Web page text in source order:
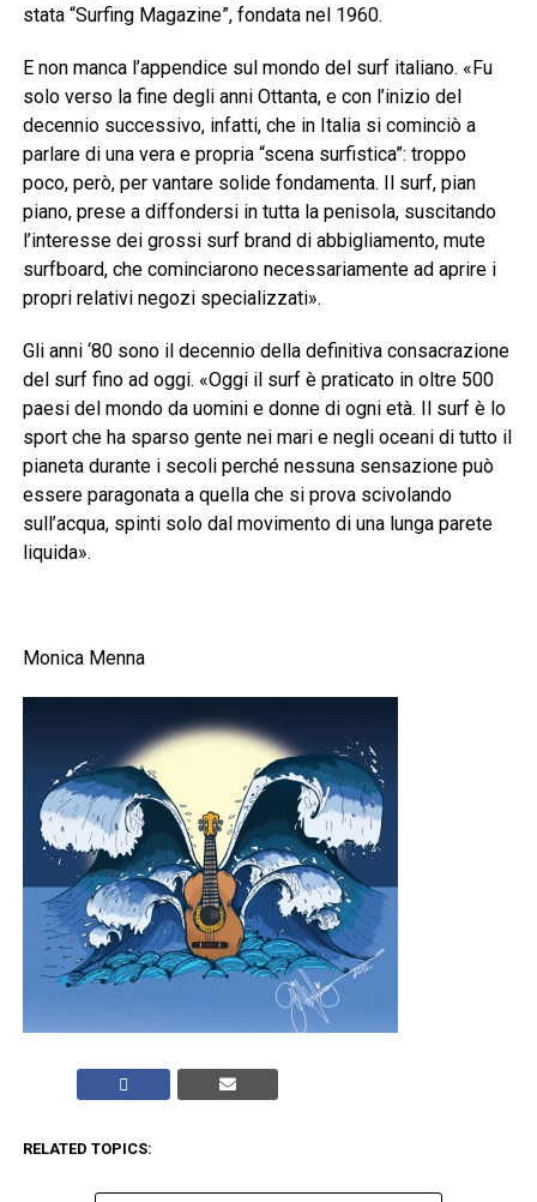
stata “Surfing Magazine”, fondata nel 1960.
E non manca l’appendice sul mondo del surf italiano. «Fu
solo verso la fine degli anni Ottanta, e con l’inizio del
decennio successivo, infatti, che in Italia si cominciò a
parlare di una vera e propria “scena surfistica”: troppo
poco, però, per vantare solide fondamenta. Il surf, pian
piano, prese a diffondersi in tutta la penisola, suscitando
l’interesse dei grossi surf brand di abbigliamento, mute
surfboard, che cominciarono necessariamente ad aprire i
propri relativi negozi specializzati».
Gli anni ‘80 sono il decennio della definitiva consacrazione
del surf fino ad oggi. «Oggi il surf è praticato in oltre 500
paesi del mondo da uomini e donne di ogni età. Il surf è lo
sport che ha sparso gente nei mari e negli oceani di tutto il
pianeta durante i secoli perché nessuna sensazione può
essere paragonata a quella che si prova scivolando
sull’acqua, spinti solo dal movimento di una lunga parete
liquida».
Monica Menna
RELATED TOPICS: